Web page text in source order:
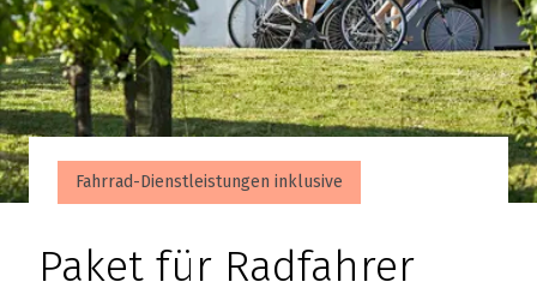
Fahrrad-Dienstleistungen inklusive
Paket für Radfahrer